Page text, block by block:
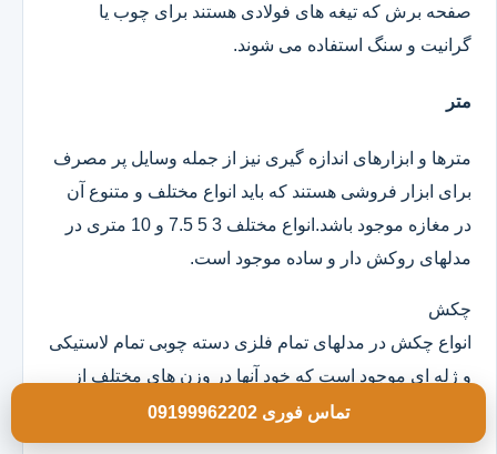
صفحه برش که تیغه های فولادی هستند برای چوب یا
گرانیت و سنگ استفاده می شوند.
متر
مترها و ابزارهای اندازه گیری نیز از جمله وسایل پر مصرف
برای ابزار فروشی هستند که باید انواع مختلف و متنوع آن
در مغازه موجود باشد.انواع مختلف 3 5 7.5 و 10 متری در
مدلهای روکش دار و ساده موجود است.
چکش
انواع چکش در مدلهای تمام فلزی دسته چوبی تمام لاستیکی
و ژله ای موجود است که خود آنها در وزن های مختلف از
تماس فوری 09199962202